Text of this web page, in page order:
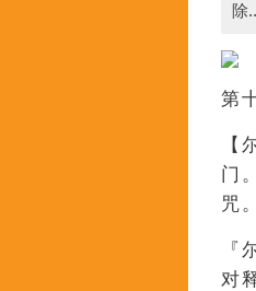
除..
第
【
门
咒
『
对